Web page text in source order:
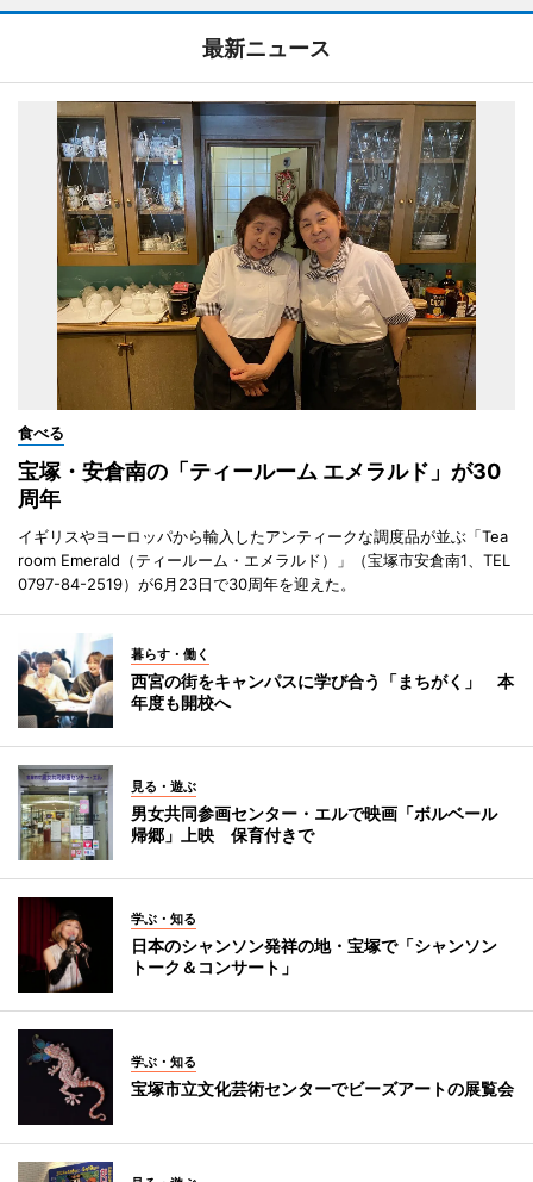
最新ニュース
食べる
宝塚・安倉南の「ティールーム エメラルド」が30
周年
イギリスやヨーロッパから輸入したアンティークな調度品が並ぶ「Tea
room Emerald（ティールーム・エメラルド）」（宝塚市安倉南1、TEL
0797-84-2519）が6月23日で30周年を迎えた。
暮らす・働く
西宮の街をキャンパスに学び合う「まちがく」 本
年度も開校へ
見る・遊ぶ
男女共同参画センター・エルで映画「ボルベール
帰郷」上映 保育付きで
学ぶ・知る
日本のシャンソン発祥の地・宝塚で「シャンソン
トーク＆コンサート」
学ぶ・知る
宝塚市立文化芸術センターでビーズアートの展覧会